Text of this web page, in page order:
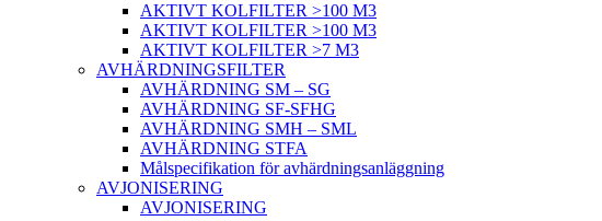
AKTIVT KOLFILTER >100 M3
AKTIVT KOLFILTER >100 M3
AKTIVT KOLFILTER >7 M3
AVHÄRDNINGSFILTER
AVHÄRDNING SM – SG
AVHÄRDNING SF-SFHG
AVHÄRDNING SMH – SML
AVHÄRDNING STFA
Målspecifikation för avhärdningsanläggning
AVJONISERING
AVJONISERING